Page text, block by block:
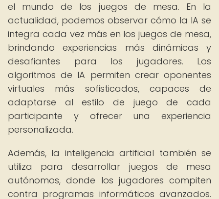
el mundo de los juegos de mesa. En la
actualidad, podemos observar cómo la IA se
integra cada vez más en los juegos de mesa,
brindando experiencias más dinámicas y
desafiantes para los jugadores. Los
algoritmos de IA permiten crear oponentes
virtuales más sofisticados, capaces de
adaptarse al estilo de juego de cada
participante y ofrecer una experiencia
personalizada.
Además, la inteligencia artificial también se
utiliza para desarrollar juegos de mesa
autónomos, donde los jugadores compiten
contra programas informáticos avanzados.